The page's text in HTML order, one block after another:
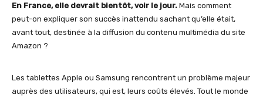
En France, elle devrait bientôt, voir le jour. Mais comment
peut-on expliquer son succès inattendu sachant qu’elle était,
avant tout, destinée à la diffusion du contenu multimédia du site
Amazon ?
Les tablettes Apple ou Samsung rencontrent un problème majeur
auprès des utilisateurs, qui est, leurs coûts élevés. Tout le monde